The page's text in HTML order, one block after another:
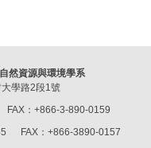
然資源與環境學系
學路2段1號
：+866-3-890-0159
FAX：+866-3890-0157